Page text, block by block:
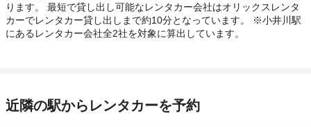
ります。 最短で貸し出し可能なレンタカー会社はオリックスレンタ
カーでレンタカー貸し出しまで約10分となっています。 ※小井川駅
にあるレンタカー会社全2社を対象に算出しています。
近隣の駅からレンタカーを予約